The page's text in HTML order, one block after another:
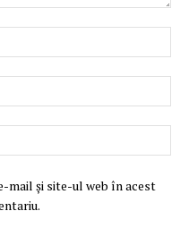
mail și site-ul web în acest